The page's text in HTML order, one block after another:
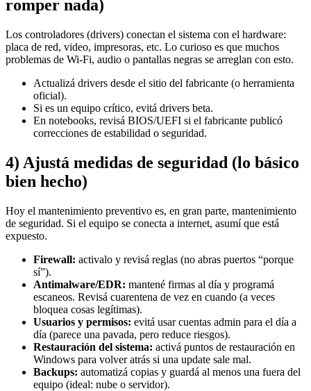
romper nada)
Los controladores (drivers) conectan el sistema con el hardware:
placa de red, video, impresoras, etc. Lo curioso es que muchos
problemas de Wi‑Fi, audio o pantallas negras se arreglan con esto.
Actualizá drivers desde el sitio del fabricante (o herramienta
oficial).
Si es un equipo crítico, evitá drivers beta.
En notebooks, revisá BIOS/UEFI si el fabricante publicó
correcciones de estabilidad o seguridad.
4) Ajustá medidas de seguridad (lo básico
bien hecho)
Hoy el mantenimiento preventivo es, en gran parte, mantenimiento
de seguridad. Si el equipo se conecta a internet, asumí que está
expuesto.
Firewall: activalo y revisá reglas (no abras puertos “porque
sí”).
Antimalware/EDR: mantené firmas al día y programá
escaneos. Revisá cuarentena de vez en cuando (a veces
bloquea cosas legítimas).
Usuarios y permisos: evitá usar cuentas admin para el día a
día (parece una pavada, pero reduce riesgos).
Restauración del sistema: activá puntos de restauración en
Windows para volver atrás si una update sale mal.
Backups: automatizá copias y guardá al menos una fuera del
equipo (ideal: nube o servidor).